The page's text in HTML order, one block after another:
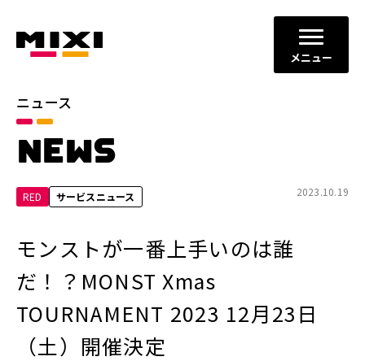
メニュー
ニュース
NEWS
RED サービスニュース 2023.10.19
モンストが一番上手いのは誰
だ！？MONST Xmas
TOURNAMENT 2023 12月23日
（土）開催決定
カテゴリ
お知らせ
2026年 2025年